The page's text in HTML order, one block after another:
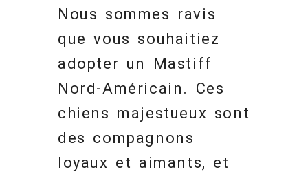
Nous sommes ravis
que vous souhaitiez
adopter un Mastiff
Nord-Américain. Ces
chiens majestueux sont
des compagnons
loyaux et aimants, et